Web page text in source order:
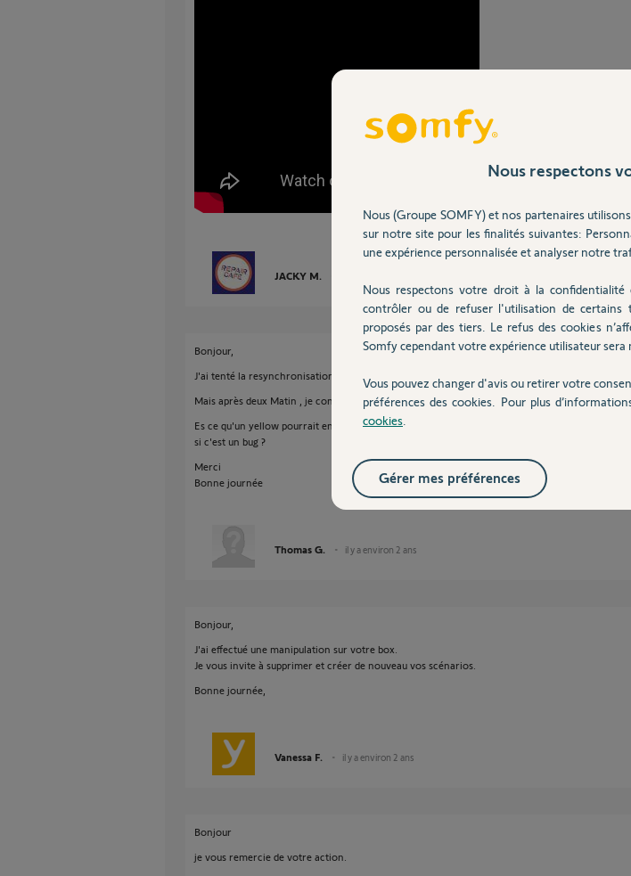
JACKY M.
Bonjour,
J'ai tenté la resynchronisation, c'était une bonne piste
Mais après deux Matin , je confirme que cela ne fonctionne pas mieux.
Es ce qu'un yellow pourrait en parler a l'équipe de dev ? Et m'expliquer ce qui ne va pas pu
si c'est un bug ?
Merci
Bonne journée
Thomas G. il y a environ 2 ans
Bonjour,
J'ai effectué une manipulation sur votre box.
Je vous invite à supprimer et créer de nouveau vos scénarios.
Bonne journée,
Vanessa F. il y a environ 2 ans
Bonjour
je vous remercie de votre action.
Nous respectons
Nous (Groupe SOMFY) et nos partenaires
sur notre site pour les finalités suivantes:
une expérience personnalisée et analyser notre
Nous respectons votre droit à la confidentialité
contrôler ou de refuser l'utilisation de certains
proposés par des tiers. Le refus des cookies
Somfy cependant votre expérience utilisateur sera
Vous pouvez changer d'avis ou retirer votre
préférences des cookies. Pour plus
cookies
Gérer mes préférences